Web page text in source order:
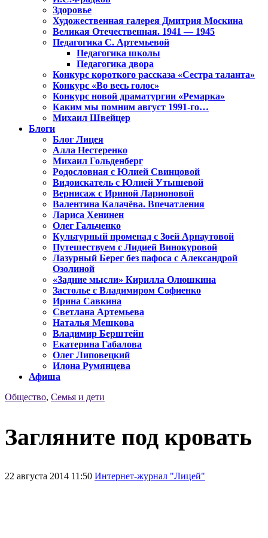
Здоровье
Художественная галерея Дмитрия Москина
Великая Отечественная. 1941 — 1945
Педагогика С. Артемьевой
Педагогика школы
Педагогика двора
Конкурс короткого рассказа «Сестра таланта»
Конкурс «Во весь голос»
Конкурс новой драматургии «Ремарка»
Каким мы помним август 1991-го…
Михаил Швейцер
Блоги
Блог Лицея
Алла Нестеренко
Михаил Гольденберг
Родословная с Юлией Свинцовой
Видоискатель с Юлией Утышевой
Вернисаж с Ириной Ларионовой
Валентина Калачёва. Впечатления
Лариса Хенинен
Олег Гальченко
Культурный променад с Зоей Арнаутовой
Путешествуем с Лидией Винокуровой
Лазурный Берег без пафоса с Александрой
Озолиной
«Задние мысли» Кирилла Олюшкина
Застолье с Владимиром Софиенко
Ирина Савкина
Светлана Артемьева
Наталья Мешкова
Владимир Берштейн
Екатерина Габалова
Олег Липовецкий
Илона Румянцева
Афиша
Общество, Семья и дети
Загляните под кровать
22 августа 2014 11:50 Интернет-журнал "Лицей"